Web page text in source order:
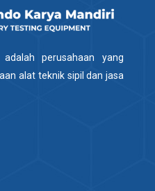
perusahaan yang
alat teknik sipil dan jasa